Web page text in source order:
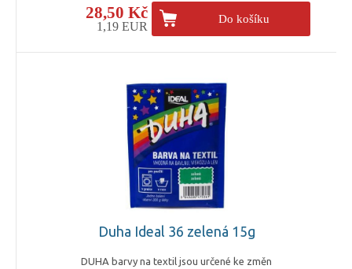
28,50 Kč
1,19 EUR
Do košíku
Duha Ideal 36 zelená 15g
DUHA barvy na textil jsou určené ke změn